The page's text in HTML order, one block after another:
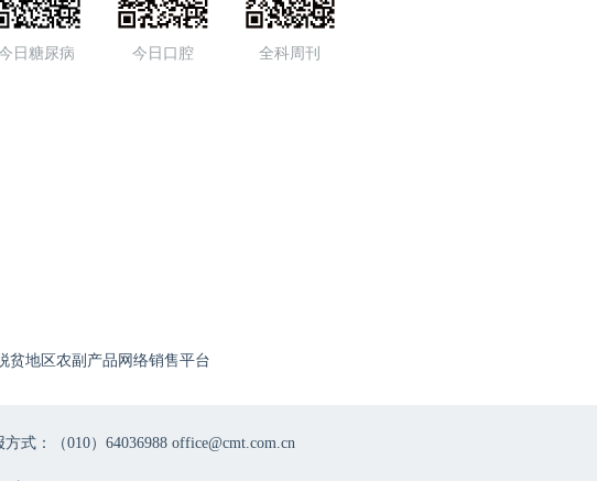
日糖尿病 今日口腔 全科周刊
贫地区农副产品网络销售平台
式：（010）64036988 office@cmt.com.cn